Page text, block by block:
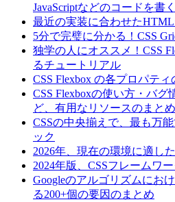
JavaScriptなどのコードを書
最近の実装に合わせた
5分で完璧に分かる！CSS
独学の人にオススメ！CSS
るチュートリアル
CSS Flexbox の各プロパテ
CSS Flexboxの使い方・バ
ど、有用なリソースのまとめ
CSSの中央揃えで、最も万
ック
2026年、現在の環境に適し
2024年版、CSSフレームワ
Googleのアルゴリズムにお
る200+個の要因のまとめ